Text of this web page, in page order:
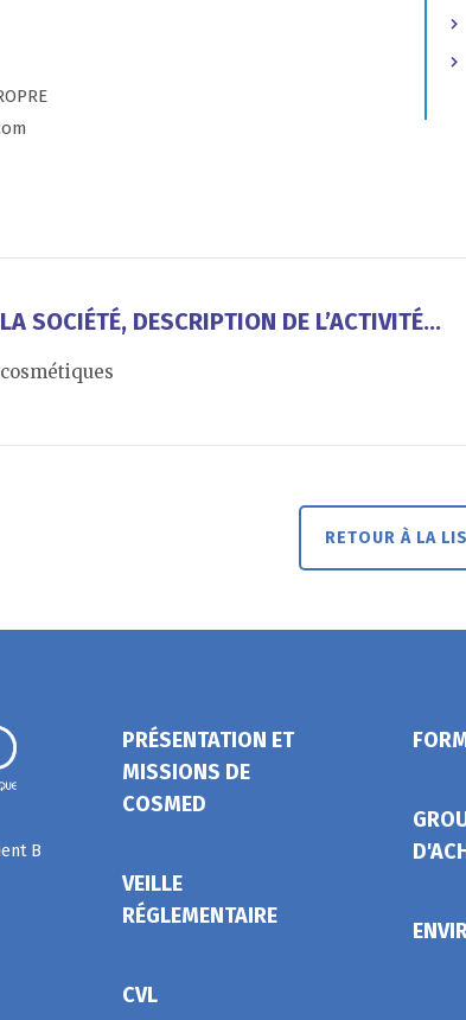
SOCIÉTÉ, DESCRIPTION DE L’ACTIVITÉ...
RETOUR À LA
B
PRÉSENTATION ET
MISSIONS DE
COSMED
VEILLE
RÉGLEMENTAIRE
CVL